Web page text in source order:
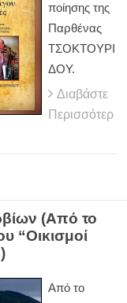
ποίησης της
Παρθένας
ΤΣΟΚΤΟΥΡΙ
ΔΟΥ.
Διαβάστε
Περισσότερ
(Από το
“Οικισμοί
Από το